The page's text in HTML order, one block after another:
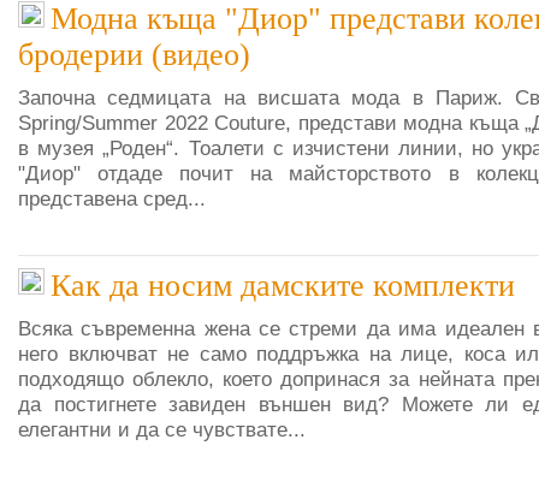
Модна къща "Диор" представи
бродерии (видео)
Започна седмицата на висшата мода в Париж.
Spring/Summer 2022 Couture, представи модна къща
в музея „Роден“. Тоалети с изчистени линии, но
"Диор" отдаде почит на майсторството в
представена сред...
Как да носим дамските комплекти
Всяка съвременна жена се стреми да има идеален
него включват не само поддръжка на лице, коса
подходящо облекло, което допринася за нейната
да постигнете завиден външен вид? Можете ли
елегантни и да се чувствате...